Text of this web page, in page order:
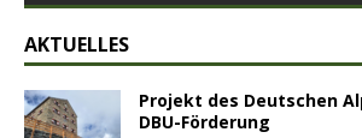
AKTUELLES
Projekt des Deutschen
DBU-Förderung